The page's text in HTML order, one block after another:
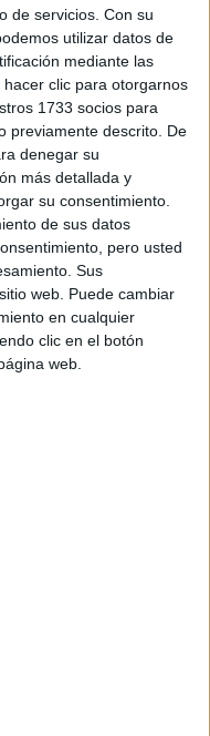
de servicios. Con su
utilizar datos de
mediante las
clic para otorgarnos
1733 socios para
previamente descrito. De
denegar su
más detallada y
su consentimiento.
de sus datos
pero usted
Sus
web. Puede cambiar
en cualquier
clic en el botón
web.
diferentes
que los